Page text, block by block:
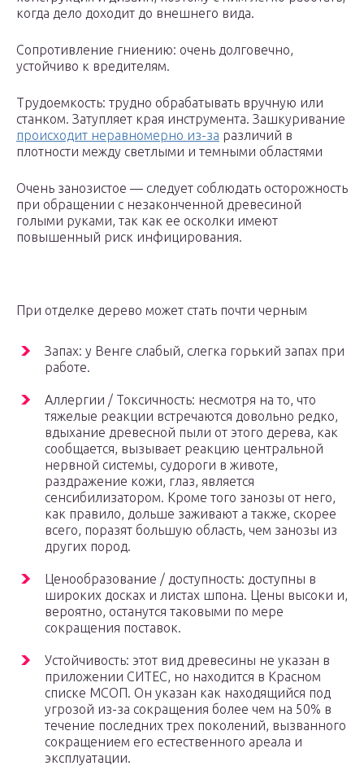
когда дело доходит до внешнего вида.
Сопротивление гниению: очень долговечно,
устойчиво к вредителям.
Трудоемкость: трудно обрабатывать вручную или
станком. Затупляет края инструмента. Зашкуривание
происходит неравномерно из-за различий в
плотности между светлыми и темными областями
Очень занозистое — следует соблюдать осторожность
при обращении с незаконченной древесиной
голыми руками, так как ее осколки имеют
повышенный риск инфицирования.
При отделке дерево может стать почти черным
Запах: у Венге слабый, слегка горький запах при
работе.
Аллергии / Токсичность: несмотря на то, что
тяжелые реакции встречаются довольно редко,
вдыхание древесной пыли от этого дерева, как
сообщается, вызывает реакцию центральной
нервной системы, судороги в животе,
раздражение кожи, глаз, является
сенсибилизатором. Кроме того занозы от него,
как правило, дольше заживают а также, скорее
всего, поразят большую область, чем занозы из
других пород.
Ценообразование / доступность: доступны в
широких досках и листах шпона. Цены высоки и,
вероятно, останутся таковыми по мере
сокращения поставок.
Устойчивость: этот вид древесины не указан в
приложении СИТЕС, но находится в Красном
списке МСОП. Он указан как находящийся под
угрозой из-за сокращения более чем на 50% в
течение последних трех поколений, вызванного
сокращением его естественного ареала и
эксплуатации.